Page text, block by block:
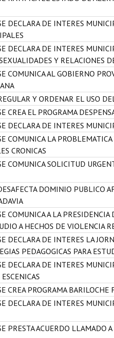
DECLARA DE INTERES
DECLARA DE INTERES
Y RELACIONES
COMUNICA AL GOBIERNO
Y ORDENAR EL USO
CREA EL PROGRAMA
DECLARA DE INTERES
COMUNICA LA
CRONICAS
COMUNICA SOLICITUD
DOMINIO PUBLICO
COMUNICA A LA
A HECHOS DE VIOLENCIA
DECLARA DE INTERES LA
PEDAGOGICAS PARA
DECLARA DE INTERES
CREA PROGRAMA
DECLARA DE INTERES
PRESTA ACUERDO LLAMADO